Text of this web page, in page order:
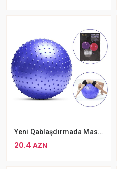
Yeni Qablaşdırmada Masaj Funksiyalı Yoga Pilates Topu Tikanlı Aerobik Gimnastika Topu 75 Sm
20.4 AZN